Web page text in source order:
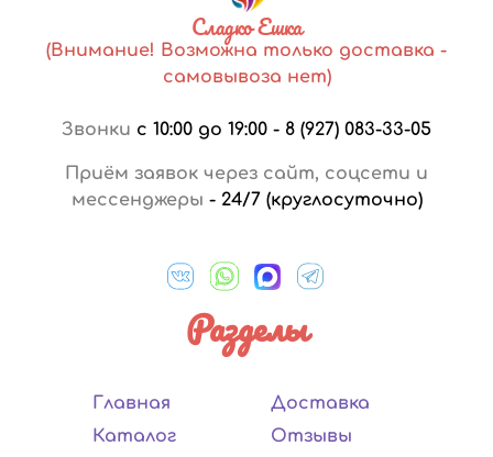
Сладко Ешка
(Внимание! Возможна только доставка -
самовывоза нет)
Звонки с 10:00 до 19:00 - 8 (927) 083-33-05
Приём заявок через сайт, соцсети и
мессенджеры - 24/7 (круглосуточно)
Разделы
Главная
Каталог
Доставка
Отзывы